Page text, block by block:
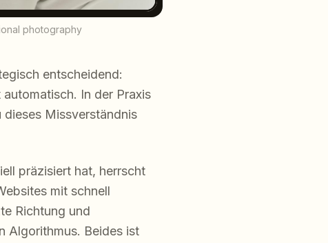
photography
entscheidend:
In der Praxis
Missverständnis
präzisiert hat, herrscht
mit schnell
Richtung und
Algorithmus. Beides ist